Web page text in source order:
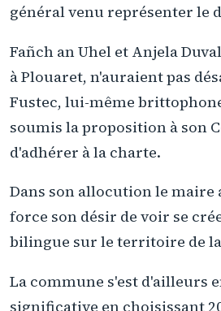
général venu représenter le
Fañch an Uhel et Anjela
à Plouaret, n'auraient pas
Fustec, lui-même
soumis la proposition à son
d'adhérer à la charte.
Dans son allocution le maire
force son désir de voir se
bilingue sur le territoire de
La commune s'est d'ailleurs
significative en choisissant